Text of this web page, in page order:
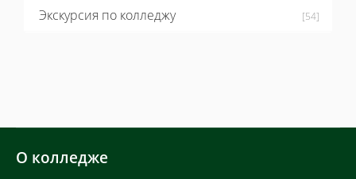
Экскурсия по колледжу [54]
О колледже